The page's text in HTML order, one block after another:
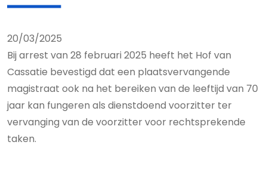
20/03/2025
Bij arrest van 28 februari 2025 heeft het Hof van
Cassatie bevestigd dat een plaatsvervangende
magistraat ook na het bereiken van de leeftijd van 70
jaar kan fungeren als dienstdoend voorzitter ter
vervanging van de voorzitter voor rechtsprekende
taken.